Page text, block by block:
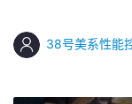
38号美系性能